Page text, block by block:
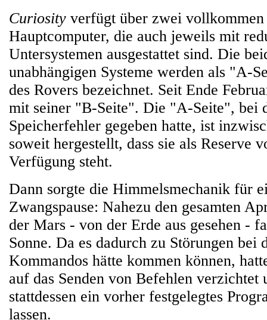
Curiosity verfügt über zwei vollkommen
Hauptcomputer, die auch jeweils mit
Untersystemen ausgestattet sind. Die
unabhängigen Systeme werden als "A-
des Rovers bezeichnet. Seit Ende
mit seiner "B-Seite". Die "A-Seite", bei
Speicherfehler gegeben hatte, ist
soweit hergestellt, dass sie als Reserve
Verfügung steht.
Dann sorgte die Himmelsmechanik für
Zwangspause: Nahezu den gesamten
der Mars - von der Erde aus gesehen -
Sonne. Da es dadurch zu Störungen bei
Kommandos hätte kommen können,
auf das Senden von Befehlen verzichtet
stattdessen ein vorher festgelegtes
lassen.